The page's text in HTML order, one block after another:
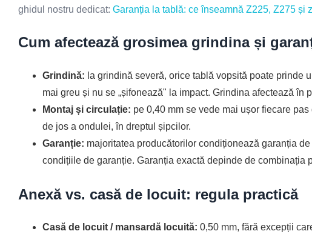
ghidul nostru dedicat: Garanția la tablă: ce înseamnă Z225, Z275 și
Cum afectează grosimea grindina și
Grindină: la grindină severă, orice tablă vopsită poate prinde
mai greu și nu se „șifonează" la impact. Grindina afectează în
Montaj și circulație: pe 0,40 mm se vede mai ușor fiecare
de jos a ondulei, în dreptul șipcilor.
Garanție: majoritatea producătorilor condiționează garanția
condițiile de garanție. Garanția exactă depinde de combinația
Anexă vs. casă de locuit: regula practică
Casă de locuit / mansardă locuită: 0,50 mm, fără excepții